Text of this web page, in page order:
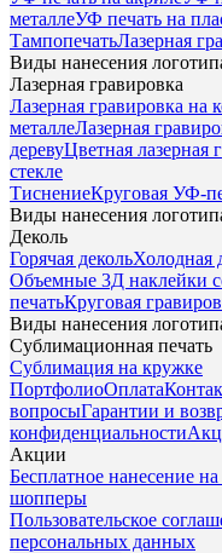
металлеУФ печать на
ТампопечатьЛазерная
Виды нанесения
Лазерная гравировка
Лазерная гравировка на
металлеЛазерная
деревуЦветная лазерная
стекле
ТиснениеКруговая УФ-
Виды нанесения
Деколь
Горячая декольХолодная
Объемные 3Д наклейки
печатьКруговая
Виды нанесения
Сублимационная печать
Сублимация на кружке
ПортфолиоОплата
вопросыГарантии и
конфиденциальности
Акции
Бесплатное нанесение
шопперы
Пользовательское
персональных данных